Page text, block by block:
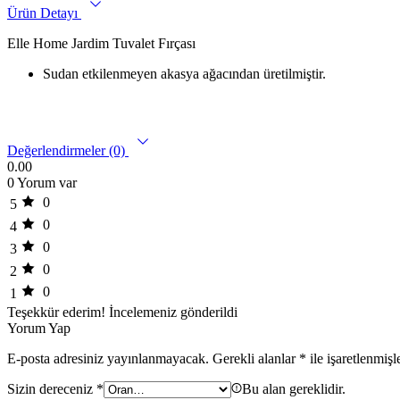
Ürün Detayı
Elle Home Jardim Tuvalet Fırçası
Sudan etkilenmeyen akasya ağacından üretilmiştir.
Değerlendirmeler (0)
0.00
0 Yorum var
5
0
4
0
3
0
2
0
1
0
Teşekkür ederim! İncelemeniz gönderildi
Yorum Yap
E-posta adresiniz yayınlanmayacak. Gerekli alanlar * ile
Sizin dereceniz * Bu alan gereklidir.